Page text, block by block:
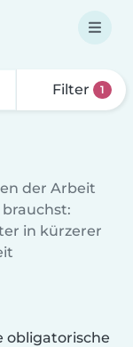
Filter 1
der Arbeit
in kürzerer
obligatorische